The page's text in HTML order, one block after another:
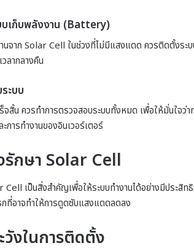
บเก็บพลังงาน (Battery)
นจาก Solar Cell ในช่วงที่ไม่มีแสงแดด ควรติดตั้งร
ลากลางคืน
ะบบ
จสิ้น ควรทำการตรวจสอบระบบทั้งหมด เพื่อให้มั่นใจว่
การทำงานของอินเวอร์เตอร์
รักษา Solar Cell
Cell เป็นสิ่งสำคัญเพื่อให้ระบบทำงานได้อย่างมีประสิ
กที่อาจทำให้การดูดซับแสงแดดลดลง
วังในการติดตั้ง